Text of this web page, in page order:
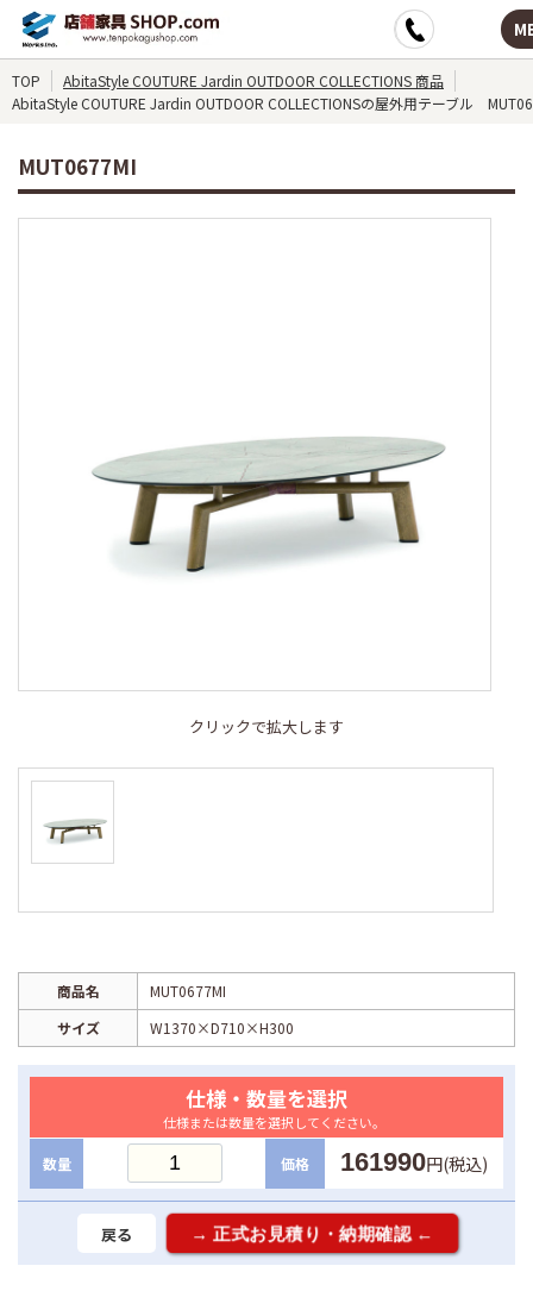
TOP
AbitaStyle COUTURE Jardin OUTDOOR COLLECTIONS 商品
AbitaStyle COUTURE Jardin OUTDOOR COLLECTIONSの屋外用テーブル
MUT0677MI
クリックで拡大します
商品名
MUT0677MI
サイズ
W1370×D710×H300
仕様・数量を選択
仕様または数量を選択してください。
数量 価格 161990円(税込)
戻る